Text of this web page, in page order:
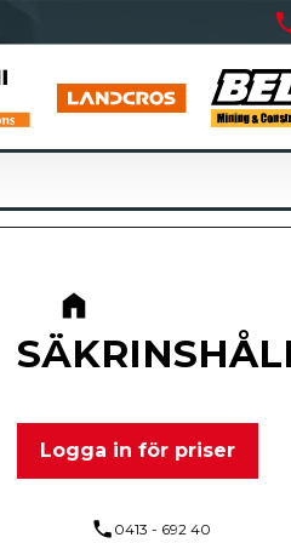
Logga in för priser
phone 0413 - 692 40